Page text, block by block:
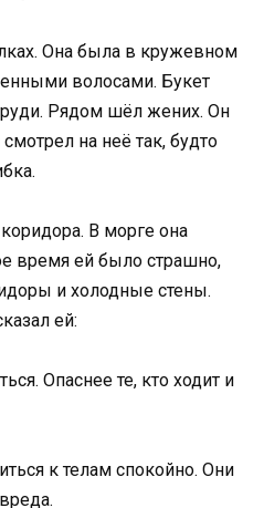
Она была в кружевном
волосами. Букет
Рядом шёл жених. Он
на неё так, будто
В морге она
время ей было страшно,
и холодные стены.
ей:
Опаснее те, кто ходит и
к телам спокойно. Они